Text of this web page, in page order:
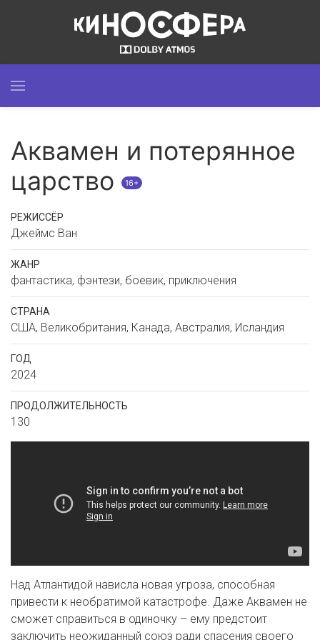
Аквамен и потерянное
царство
16+
РЕЖИССЁР
Джеймс Ван
ЖАНР
фантастика, фэнтези, боевик, приключения
СТРАНА
США, Великобритания, Канада, Австралия, Исландия
ГОД
2024
ПРОДОЛЖИТЕЛЬНОСТЬ
130
​Над Атлантидой нависла новая угроза, способная
привести к необратимой катастрофе. Даже Аквамен не
сможет справиться в одиночку – ему предстоит
заключить неожиданный союз ради спасения своего